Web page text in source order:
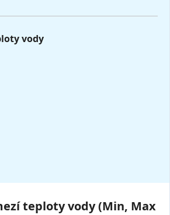
vody
teploty vody (Min, Max